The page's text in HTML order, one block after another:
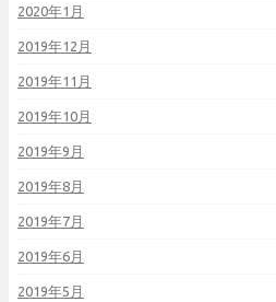
2020年1月
2019年12月
2019年11月
2019年10月
2019年9月
2019年8月
2019年7月
2019年6月
2019年5月